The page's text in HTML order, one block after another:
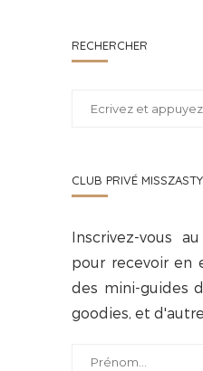
RECHERCHER
CLUB PRIVÉ
Inscrivez-vous
pour recevoir en
des mini-guides
goodies, et